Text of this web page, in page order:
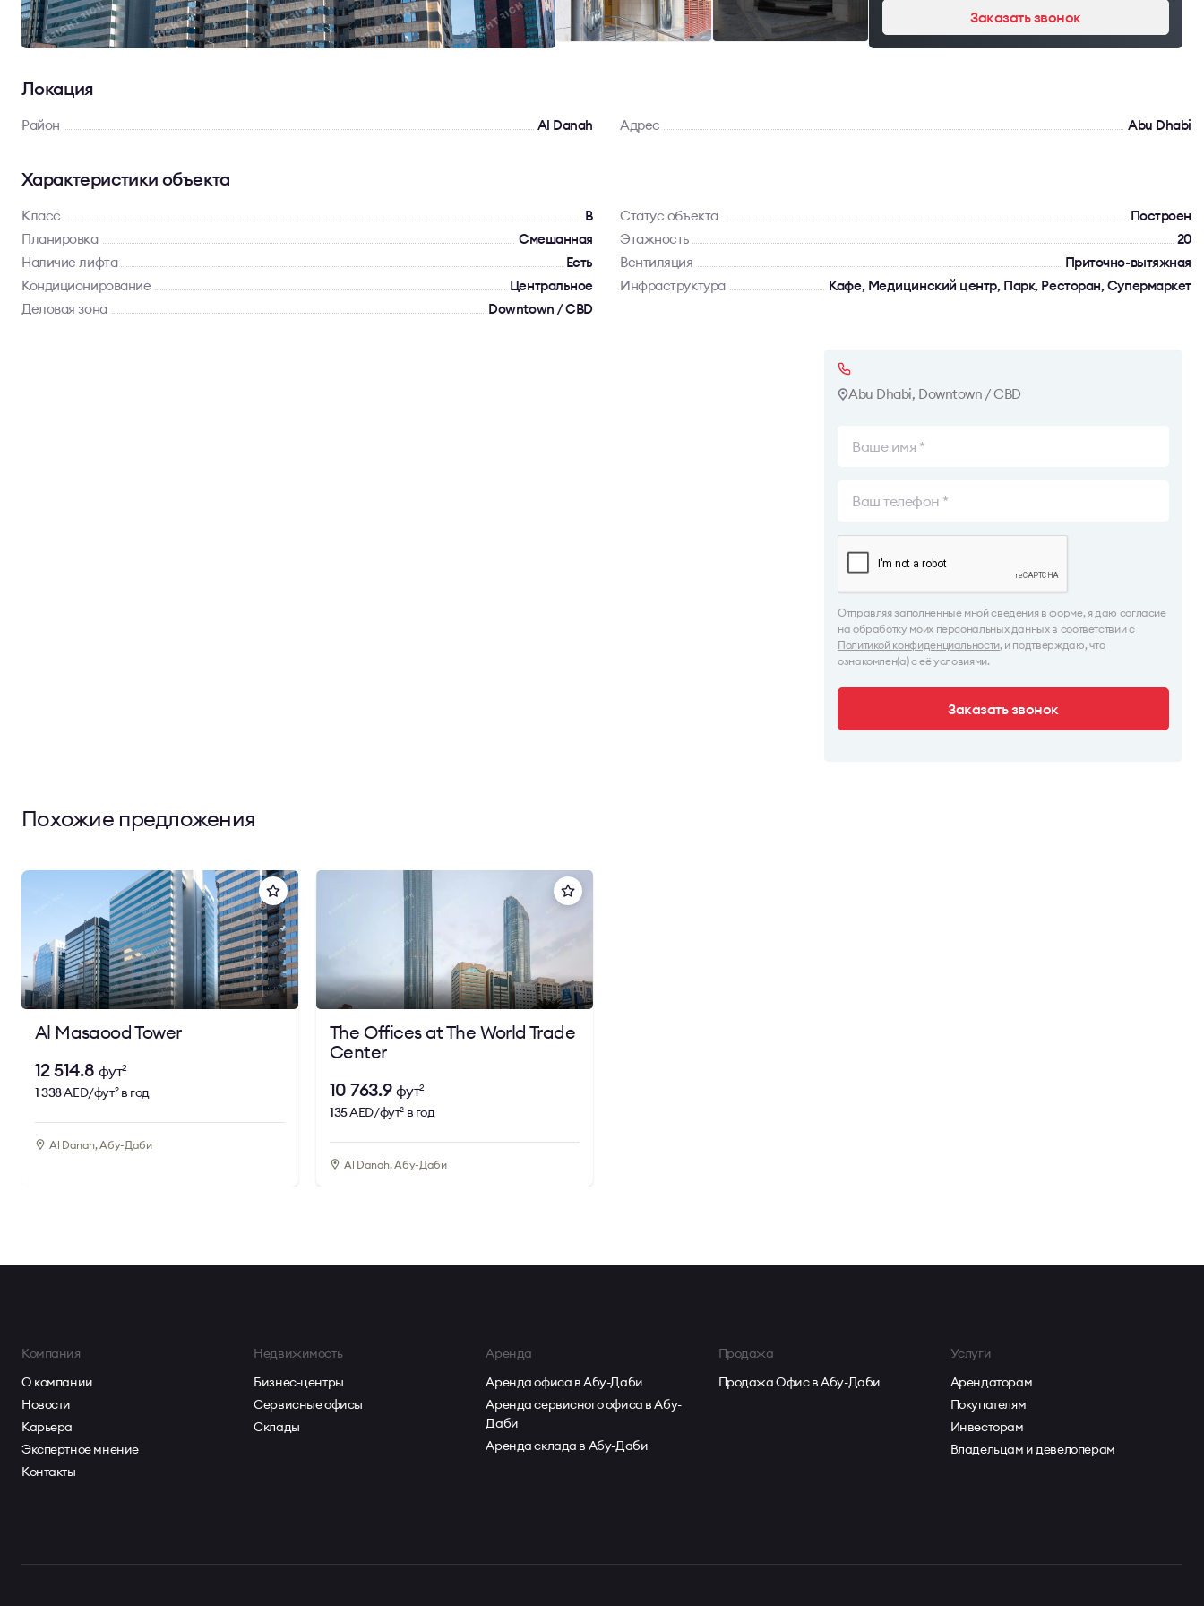
Заказать звонок
Локация
Район Al Danah Адрес Abu Dhabi
Характеристики объекта
Класс B Статус объекта
Построен
Планировка
Смешанная Этажность
20
Наличие лифта
Есть Вентиляция
Приточно-вытяжная
Кондиционирование
Центральное Инфраструктура
Кафе, Медицинский центр, Парк, Ресторан, Супермаркет
Деловая зона
Downtown / CBD
Abu Dhabi, Downtown / CBD
Отправляя заполненные мной сведения в форме, я даю согласие
на обработку моих персональных данных в соответствии с
Политикой конфиденциальности, и подтверждаю, что
ознакомлен(а) с её условиями.
Заказать звонок
Похожие предложения
Al Masaood Tower
12 514.8 фут2
1 338AED/фут2 в год
Al Danah, Абу-Даби
The Offices at The World Trade
Center
10 763.9 фут2
135AED/фут2 в год
Al Danah, Абу-Даби
Компания
О компании
Новости
Карьера
Экспертное мнение
Контакты
Недвижимость
Бизнес-центры
Сервисные офисы
Склады
Аренда
Аренда офиса в Абу-Даби
Аренда сервисного офиса в Абу-
Даби
Аренда склада в Абу-Даби
Продажа
Продажа Офис в Абу-Даби
Услуги
Арендаторам
Покупателям
Инвесторам
Владельцам и девелоперам